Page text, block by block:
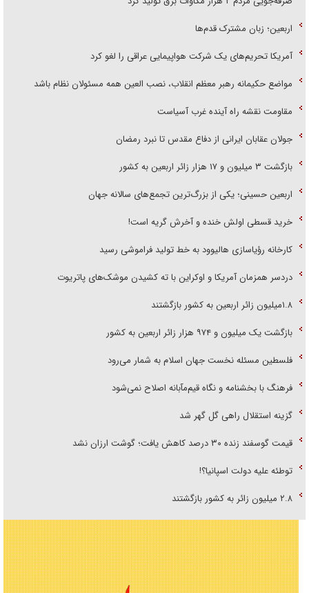
اربعین؛ زبان مشترک قدم‌ها
آمریکا تحریم‌های یک شرکت هواپیمایی عراقی را لغو کرد
مواضع حکیمانه رهبر معظم انقلاب، نصب العین همه مسئولان نظام باشد
مقاومت نقشه راه آینده غرب آسیاست
جولان عقابان ایرانی از دفاع مقدس تا نبرد رمضان
بازگشت ۳ میلیون و ۱۷ هزار زائر اربعین به کشور
اربعین حسینی؛ یکی از بزرگ‌ترین تجمع‌های سالانه جهان
خرید قسطی اولش خنده و آخرش گریه است!
کارخانه رؤیاسازی هالیوود به خط تولید فراموشی رسید
دردسر همزمان آمریکا و اوکراین با ته کشیدن موشک‌های پاتریوت
۱.۸میلیون زائر اربعین به کشور بازگشتند
بازگشت یک میلیون و ۹۷۴ هزار زائر اربعین به کشور
فلسطین مسئله نخست جهان اسلام به شمار می‌رود
فرهنگ با بخشنامه و نگاه قیم‌مآبانه اصلاح نمی‌شود
گزینه استقلال راهی گل گهر شد
قیمت گوسفند زنده ۳۰ درصد کاهش یافت؛ گوشت ارزان نشد
توطئه علیه دولت اسپانیا؟!
۲.۸ میلیون زائر به کشور بازگشتند